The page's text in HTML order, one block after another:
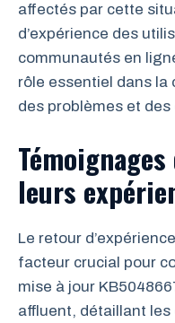
affectés par cette
d’expérience des
communautés en
rôle essentiel dans la
des problèmes et
leurs
Le retour
facteur crucial pour
mise à jour
affluent, détaillant